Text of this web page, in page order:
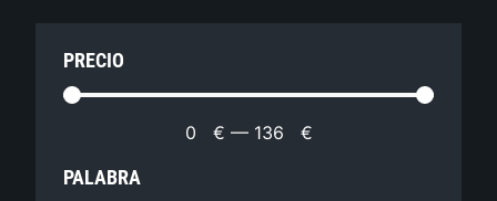
PRECIO
0 € — 136 €
PALABRA